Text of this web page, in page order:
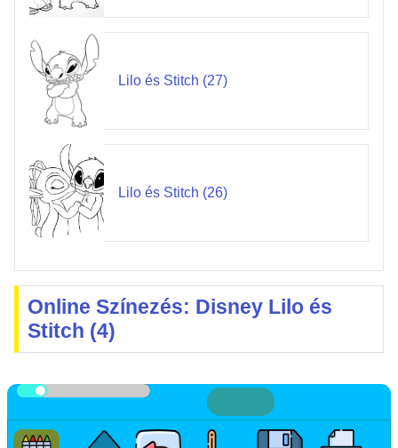
Lilo és Stitch (27)
Lilo és Stitch (26)
Online Színezés: Disney Lilo és
Stitch (4)